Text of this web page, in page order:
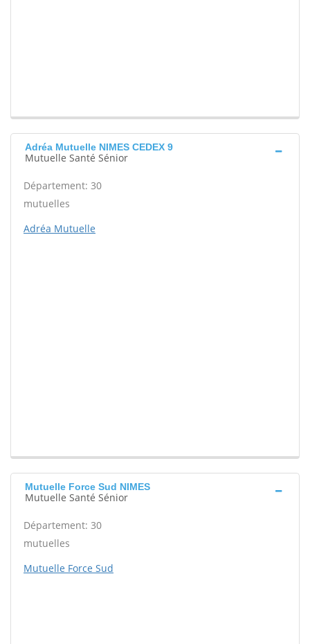
Adréa Mutuelle NIMES CEDEX 9
Mutuelle Santé Sénior
Département: 30
mutuelles
Adréa Mutuelle
Mutuelle Force Sud NIMES
Mutuelle Santé Sénior
Département: 30
mutuelles
Mutuelle Force Sud